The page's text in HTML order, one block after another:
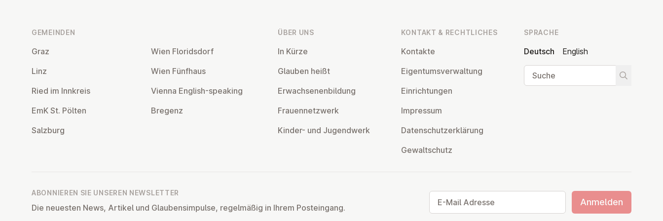
GEMEINDEN
Graz
Linz
Ried im Innkreis
EmK St. Pölten
Salzburg
Wien Flo­rids­dorf
Wien Fünfhaus
Vienna English-speaking
Bregenz
ÜBER UNS
In Kürze
Glauben heißt
Er­wach­se­nen­bil­dung
Frau­en­netz­werk
Kinder- und Ju­gend­werk
KONTAKT & RECHT­LI­CHES
Kontakte
Ei­gen­tums­ver­wal­tung
Ein­rich­tun­gen
Impressum
Da­ten­schutz­er­klä­rung
Ge­walt­schutz
SPRACHE
Deutsch
English
Suche
Suche
ABONNIEREN SIE UNSEREN NEWSLETTER
Die neuesten News, Artikel und Glaubensimpulse, regelmäßig in Ihrem Posteingang.
Anmelden